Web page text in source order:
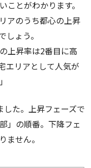
ことがわかります。
アのうち都心の上昇
ょう。
上昇率は2番目に高
エリアとして人気が
た。上昇フェーズで
」の順番。下降フェ
ません。